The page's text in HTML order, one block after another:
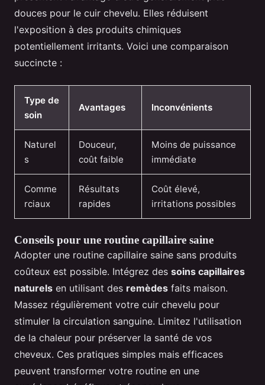
douces pour le cuir chevelu. Elles réduisent
l'exposition à des produits chimiques
potentiellement irritants. Voici une comparaison
succincte :
Type de
soin
Avantages Inconvénients
Naturel
s
Douceur,
coût faible
Moins de puissance
immédiate
Comme
rciaux
Résultats
rapides
Coût élevé,
irritations possibles
Conseils pour une routine capillaire saine
Adopter une routine capillaire saine sans produits
coûteux est possible. Intégrez des soins capillaires
naturels en utilisant des remèdes faits maison.
Massez régulièrement votre cuir chevelu pour
stimuler la circulation sanguine. Limitez l'utilisation
de la chaleur pour préserver la santé de vos
cheveux. Ces pratiques simples mais efficaces
peuvent transformer votre routine en une